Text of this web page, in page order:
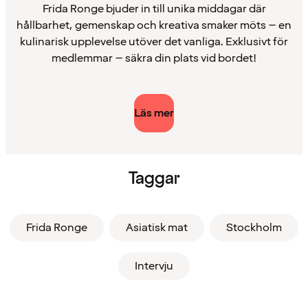
Frida Ronge bjuder in till unika middagar där
hållbarhet, gemenskap och kreativa smaker möts – en
kulinarisk upplevelse utöver det vanliga. Exklusivt för
medlemmar – säkra din plats vid bordet!
Läs mer
Taggar
Frida Ronge Asiatisk mat Stockholm
Intervju